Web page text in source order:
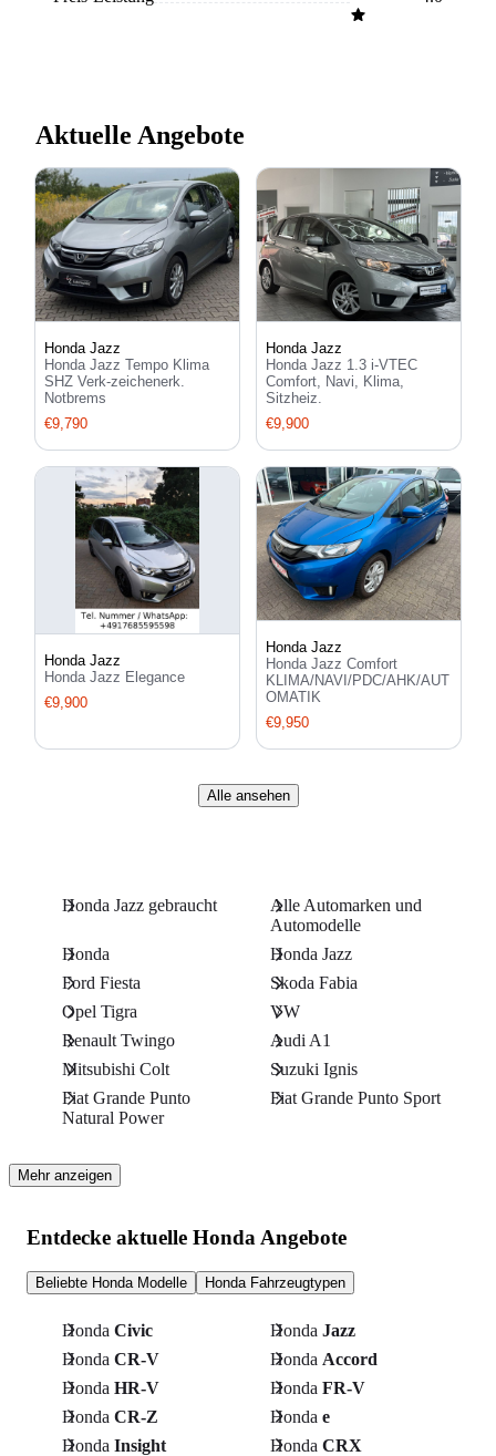
der Komfort darunter leidet. Reparaturen am Auto hatte
Aktuelle Angebote
Honda Jazz
Honda Jazz Tempo Klima
SHZ Verk-zeichenerk.
Notbrems
€9,790
Honda Jazz
Honda Jazz 1.3 i-VTEC
Comfort, Navi, Klima,
Sitzheiz.
€9,900
Honda Jazz
Honda Jazz Elegance
€9,900
Honda Jazz
Honda Jazz Comfort
KLIMA/NAVI/PDC/AHK/AUT
OMATIK
€9,950
Alle ansehen
Honda Jazz gebraucht
Alle Automarken und
Automodelle
Honda
Honda Jazz
Ford Fiesta
Skoda Fabia
Opel Tigra
VW
Renault Twingo
Audi A1
Mitsubishi Colt
Suzuki Ignis
Fiat Grande Punto
Natural Power
Fiat Grande Punto Sport
Mehr anzeigen
Entdecke aktuelle Honda Angebote
Beliebte Honda Modelle Honda Fahrzeugtypen
Honda Civic Honda Jazz
Honda CR-V Honda Accord
Honda HR-V Honda FR-V
Honda CR-Z Honda e
Honda Insight Honda CRX